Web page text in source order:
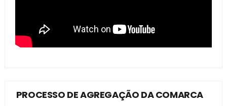
PROCESSO DE AGREGAÇÃO DA COMARCA